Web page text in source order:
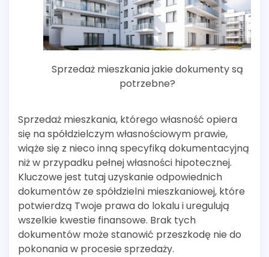
Sprzedaż mieszkania jakie dokumenty są
potrzebne?
Sprzedaż mieszkania, którego własność opiera
się na spółdzielczym własnościowym prawie,
wiąże się z nieco inną specyfiką dokumentacyjną
niż w przypadku pełnej własności hipotecznej.
Kluczowe jest tutaj uzyskanie odpowiednich
dokumentów ze spółdzielni mieszkaniowej, które
potwierdzą Twoje prawa do lokalu i uregulują
wszelkie kwestie finansowe. Brak tych
dokumentów może stanowić przeszkodę nie do
pokonania w procesie sprzedaży.